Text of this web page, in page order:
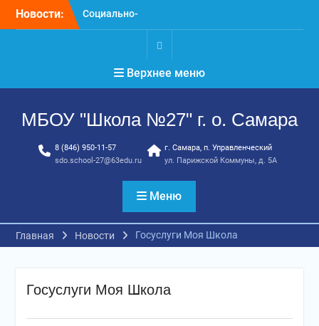
Новости:
Социально-
психологическое
профилактика, забота и
опора для вашей семьи
«Уроки географии»
Верхнее меню
МБОУ "Школа №27" г. о. Самара
8 (846) 950-11-57
sdo.school-27@63edu.ru
г. Самара, п. Управленческий
ул. Парижской Коммуны, д. 5А
Меню
Главная Новости Госуслуги Моя Школа
Госуслуги Моя Школа